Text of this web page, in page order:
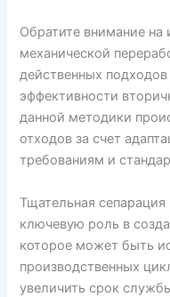
Обратите внимание на
механической
действенных
эффективности
данной методики
отходов за счет
требованиям и
Тщательная
ключевую роль в
которое может быть
производственных
увеличить срок